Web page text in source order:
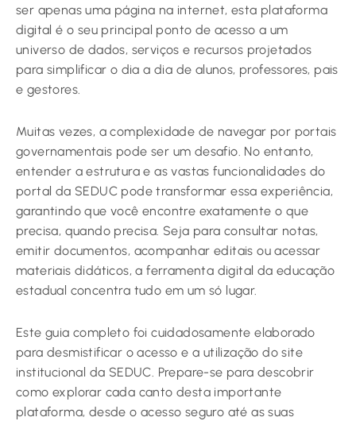
ser apenas uma página na internet, esta plataforma
digital é o seu principal ponto de acesso a um
universo de dados, serviços e recursos projetados
para simplificar o dia a dia de alunos, professores, pais
e gestores.
Muitas vezes, a complexidade de navegar por portais
governamentais pode ser um desafio. No entanto,
entender a estrutura e as vastas funcionalidades do
portal da SEDUC pode transformar essa experiência,
garantindo que você encontre exatamente o que
precisa, quando precisa. Seja para consultar notas,
emitir documentos, acompanhar editais ou acessar
materiais didáticos, a ferramenta digital da educação
estadual concentra tudo em um só lugar.
Este guia completo foi cuidadosamente elaborado
para desmistificar o acesso e a utilização do site
institucional da SEDUC. Prepare-se para descobrir
como explorar cada canto desta importante
plataforma, desde o acesso seguro até as suas